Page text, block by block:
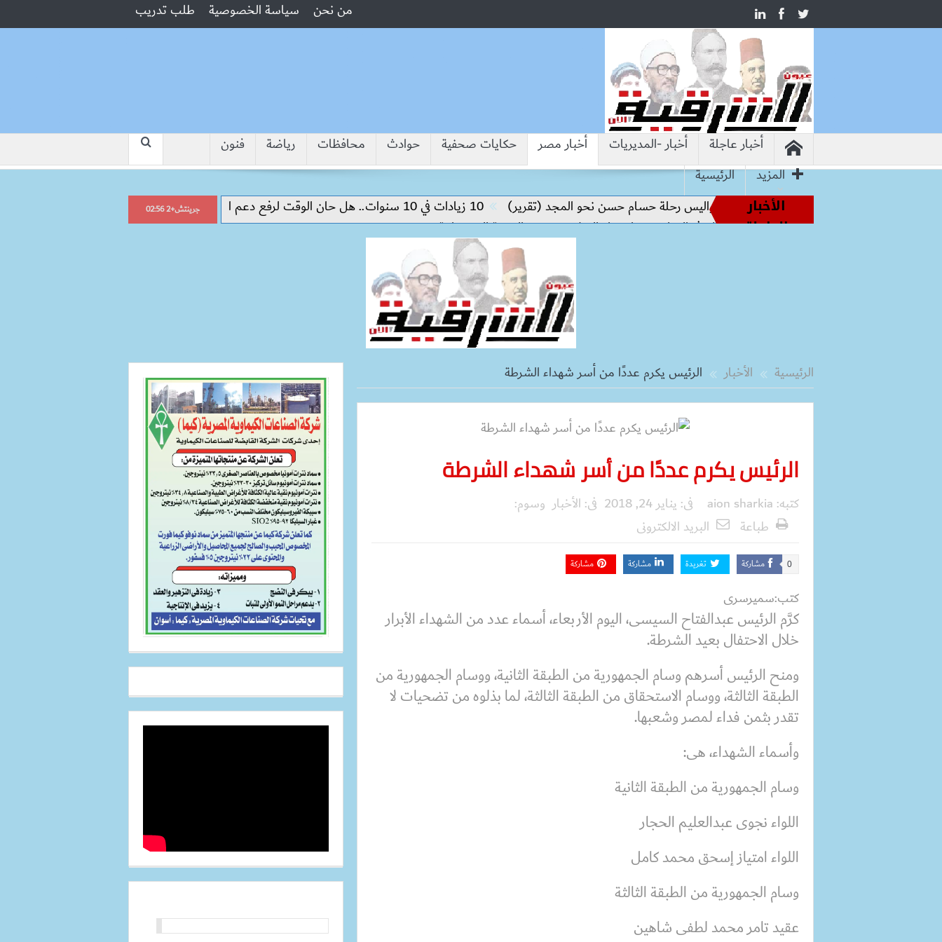
من نحن سياسة الخصوصية طلب تدريب
أخبار عاجلة أخبار -المديريات أخبار مصر حكايات صحفية حوادث محافظات رياضة
فنون
المزيد
الرئيسية
الأخبار
العاجلة
أساطير الملاعب إلى قيادة الفراعنة.. كواليس رحلة حسام حسن نحو المجد (تقرير) 10 زيادات في 10 سنوات.. هل حان الوقت لرفع دعم البنزين نهائيا؟
“جبروت امرأة”.. مارست الرذيلة أمام
هيروشيما.. وزير التعليم: التعاون الدولي في التعليم مفتاح بناء السلام وتحقيق التنمية المستدامة
جرينتش+2 02:56
الرئيسية الأخبار الرئيس يكرم عددًا من أسر شهداء الشرطة
الرئيس يكرم عددًا من أسر شهداء الشرطة
كتبه: aion sharkia فى: يناير 24, 2018 فى: الأخبار وسوم:
طباعة
البريد الالكترونى
مشاركة 0 تغريدة مشاركة مشاركة
كتب:سميرسرى
كرَّم الرئيس عبدالفتاح السيسى، اليوم الأربعاء، أسماء عدد من الشهداء الأبرار
خلال الاحتفال بعيد الشرطة.
ومنح الرئيس أسرهم وسام الجمهورية من الطبقة الثانية، ووسام الجمهورية من
الطبقة الثالثة، ووسام الاستحقاق من الطبقة الثالثة، لما بذلوه من تضحيات لا
تقدر بثمن فداء لمصر وشعبها.
وأسماء الشهداء، هى:
وسام الجمهورية من الطبقة الثانية
اللواء نجوى عبدالعليم الحجار
اللواء امتياز إسحق محمد كامل
وسام الجمهورية من الطبقة الثالثة
عقيد تامر محمد لطفى شاهين